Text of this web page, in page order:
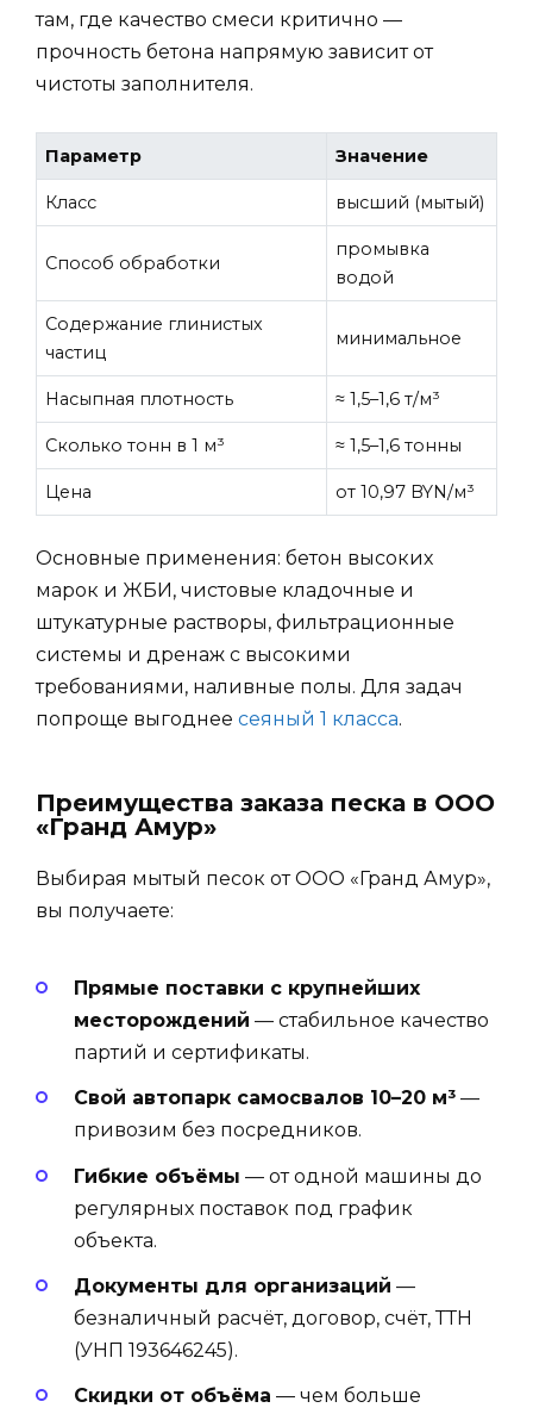
там, где качество смеси критично —
прочность бетона напрямую зависит от
чистоты заполнителя.
Параметр Значение
Класс высший (мытый)
Способ обработки
промывка
водой
Содержание глинистых
частиц
минимальное
Насыпная плотность ≈ 1,5–1,6 т/м³
Сколько тонн в 1 м³ ≈ 1,5–1,6 тонны
Цена от 10,97 BYN/м³
Основные применения: бетон высоких
марок и ЖБИ, чистовые кладочные и
штукатурные растворы, фильтрационные
системы и дренаж с высокими
требованиями, наливные полы. Для задач
попроще выгоднее сеяный 1 класса.
Преимущества заказа песка в ООО
«Гранд Амур»
Выбирая мытый песок от ООО «Гранд Амур»,
вы получаете:
Прямые поставки с крупнейших
месторождений — стабильное качество
партий и сертификаты.
Свой автопарк самосвалов 10–20 м³ —
привозим без посредников.
Гибкие объёмы — от одной машины до
регулярных поставок под график
объекта.
Документы для организаций —
безналичный расчёт, договор, счёт, ТТН
(УНП 193646245).
Скидки от объёма — чем больше